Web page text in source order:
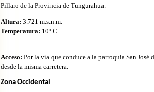
Pillaro de la Provincia de Tungurahua.
Altura: 3.721 m.s.n.m.
Temperatura: 10º C
Acceso: Por la vía que conduce a la parroquia San José
desde la misma carretera.
Zona Occidental